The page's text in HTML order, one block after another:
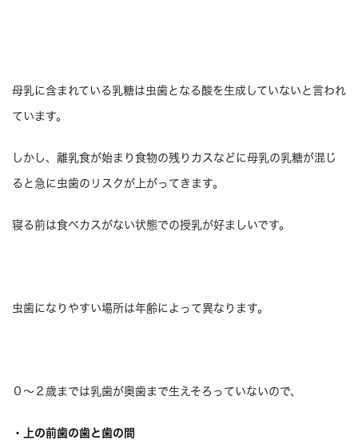
母乳に含まれている乳糖は虫歯となる酸を生成していないと言われ
ています。
しかし、離乳食が始まり食物の残りカスなどに母乳の乳糖が混じ
ると急に虫歯のリスクが上がってきます。
寝る前は食べカスがない状態での授乳が好ましいです。
虫歯になりやすい場所は年齢によって異なります。
０〜２歳までは乳歯が奥歯まで生えそろっていないので、
・上の前歯の歯と歯の間